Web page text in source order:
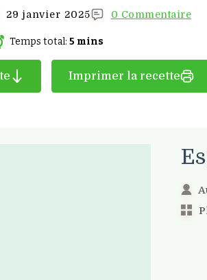
29 janvier 2025 0 Commentaire
Temps total: 5 mins
Imprimer la recette